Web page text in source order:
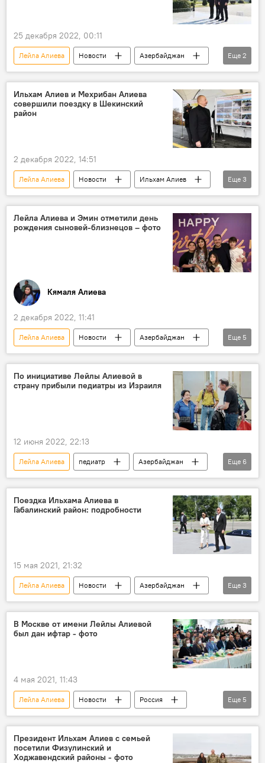
25 декабря 2022, 00:11
Лейла Алиева Новости
Азербайджан
Ильхам Алиев
День рождения
Еще 2
Ильхам Алиев и Мехрибан Алиева
совершили поездку в Шекинский
район
2 декабря 2022, 14:51
Лейла Алиева Новости
Ильхам Алиев
Мехрибан Алиева
Шеки поездка
Еще 3
Лейла Алиева и Эмин отметили день
рождения сыновей-близнецов – фото
Кямаля Алиева
2 декабря 2022, 11:41
Лейла Алиева Новости
Азербайджан
Эмин Агаларов
РФ
музыка Культура
Еще 5
По инициативе Лейлы Алиевой в
страну прибыли педиатры из Израиля
12 июня 2022, 22:13
Лейла Алиева педиатр
Азербайджан
Израиль
Фонд Гейдара Алиева
инициатива
ЖИЗНЬ
Еще 6
Поездка Ильхама Алиева в
Габалинский район: подробности
15 мая 2021, 21:32
Лейла Алиева Новости
Азербайджан
Ильхам Алиев
Мехрибан Алиева
Габалинский район
Еще 3
В Москве от имени Лейлы Алиевой
был дан ифтар - фото
4 мая 2021, 11:43
Лейла Алиева Новости
Россия
Азербайджан
Культура
ЖИЗНЬ
Ифтар
Еще 5
Президент Ильхам Алиев с семьей
посетили Физулинский и
Ходжавендский районы - фото